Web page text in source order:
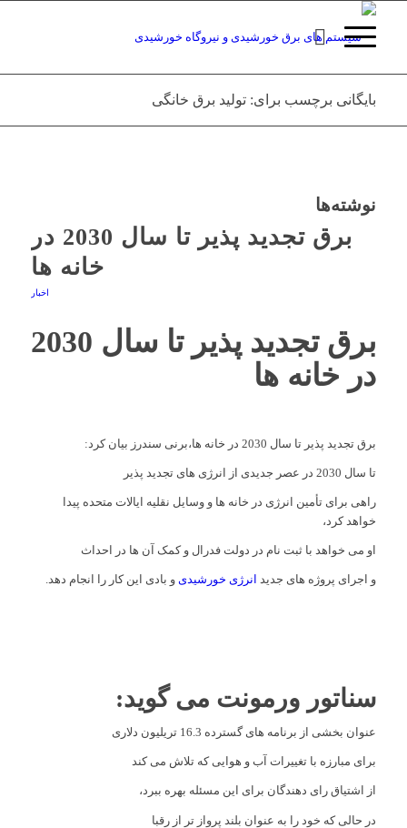
بایگانی برچسب برای: تولید برق خانگی
نوشته‌ها
برق تجدید پذیر تا سال 2030 در
خانه ها
اخبار
برق تجدید پذیر تا سال 2030
در خانه ها
برق تجدید پذیر تا سال 2030 در خانه ها،برنی سندرز بیان کرد:
تا سال 2030 در عصر جدیدی از انرژی های تجدید پذیر
راهی برای تأمین انرژی در خانه ها و وسایل نقلیه ایالات متحده پیدا
خواهد کرد،
او می خواهد با ثبت نام در دولت فدرال و کمک آن ها در احداث
و اجرای پروژه های جدید انرژی خورشیدیو بادی این کار را انجام دهد.
سناتور ورمونت می گوید:
عنوان بخشی از برنامه های گسترده 16.3 تریلیون دلاری
برای مبارزه با تغییرات آب و هوایی که تلاش می کند
از اشتیاق رای دهندگان برای این مسئله بهره ببرد،
در حالی که خود را به عنوان بلند پرواز تر از رقبا